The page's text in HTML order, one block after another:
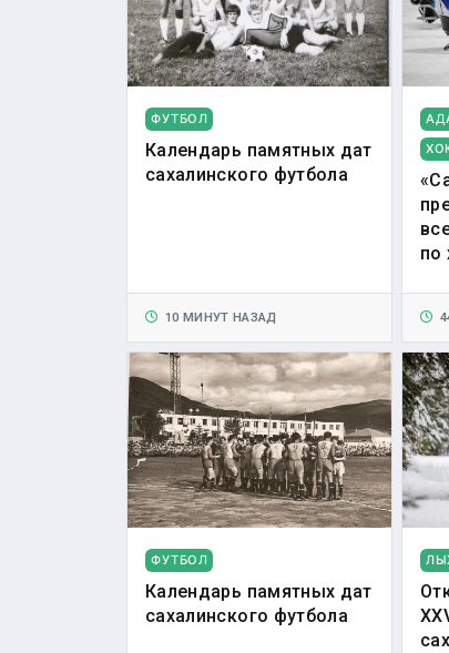
ФУТБОЛ
Календарь памятных дат
сахалинского футбола
10 МИНУТ НАЗАД
по
ФУТБОЛ
Календарь памятных дат
сахалинского футбола